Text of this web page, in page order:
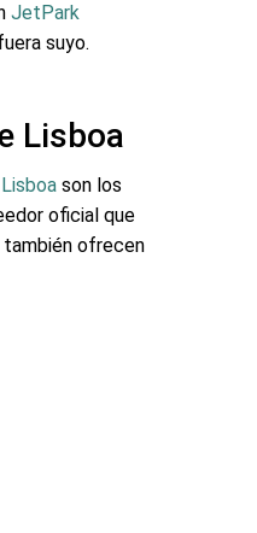
JetPark
suyo.
Lisboa
son los
oficial que
también ofrecen